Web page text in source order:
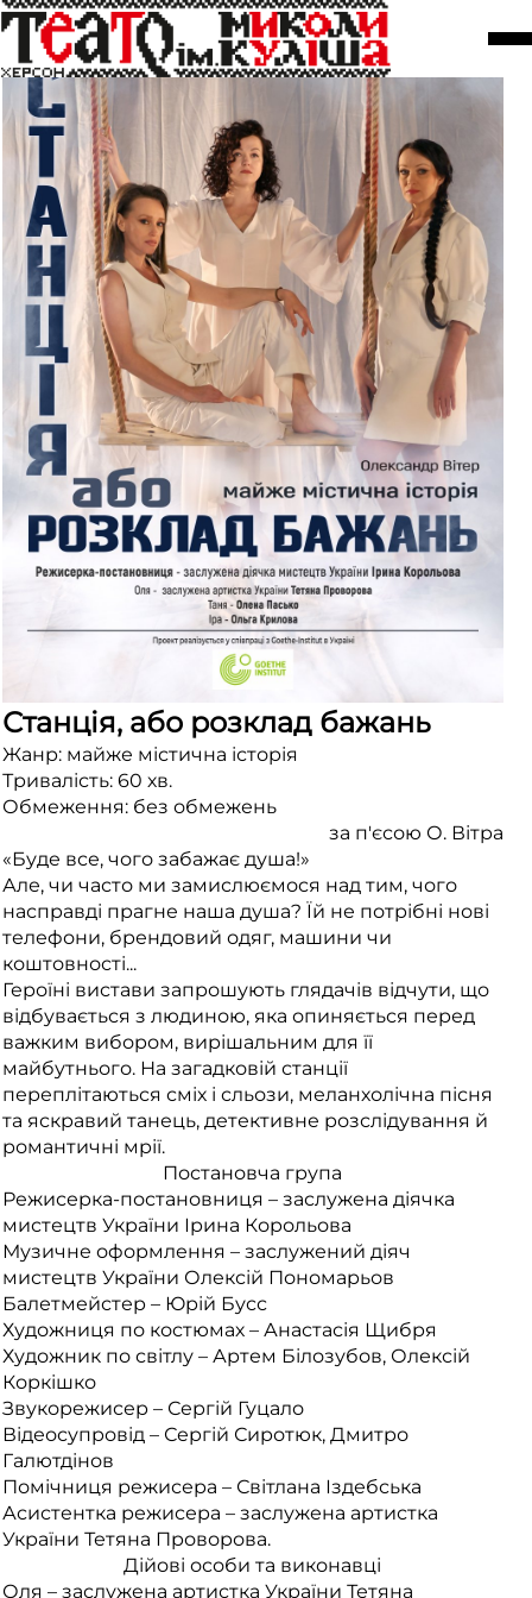
Станція, або розклад бажань
Жанр: майже містична історія
Тривалість: 60 хв.
Обмеження: без обмежень
за п'єсою О. Вітра
«Буде все, чого забажає душа!»
Але, чи часто ми замислюємося над тим, чого
насправді прагне наша душа? Їй не потрібні нові
телефони, брендовий одяг, машини чи
коштовності...
Героїні вистави запрошують глядачів відчути, що
відбувається з людиною, яка опиняється перед
важким вибором, вирішальним для її
майбутнього. На загадковій станції
переплітаються сміх і сльози, меланхолічна пісня
та яскравий танець, детективне розслідування й
романтичні мрії.
Постановча група
Режисерка-постановниця – заслужена діячка
мистецтв України Ірина Корольова
Музичне оформлення – заслужений діяч
мистецтв України Олексій Пономарьов
Балетмейстер – Юрій Бусс
Художниця по костюмах – Анастасія Щибря
Художник по світлу – Артем Білозубов, Олексій
Коркішко
Звукорежисер – Сергій Гуцало
Відеосупровід – Сергій Сиротюк, Дмитро
Галютдінов
Помічниця режисера – Світлана Іздебська
Асистентка режисера – заслужена артистка
України Тетяна Проворова.
Дійові особи та виконавці
Оля – заслужена артистка України Тетяна